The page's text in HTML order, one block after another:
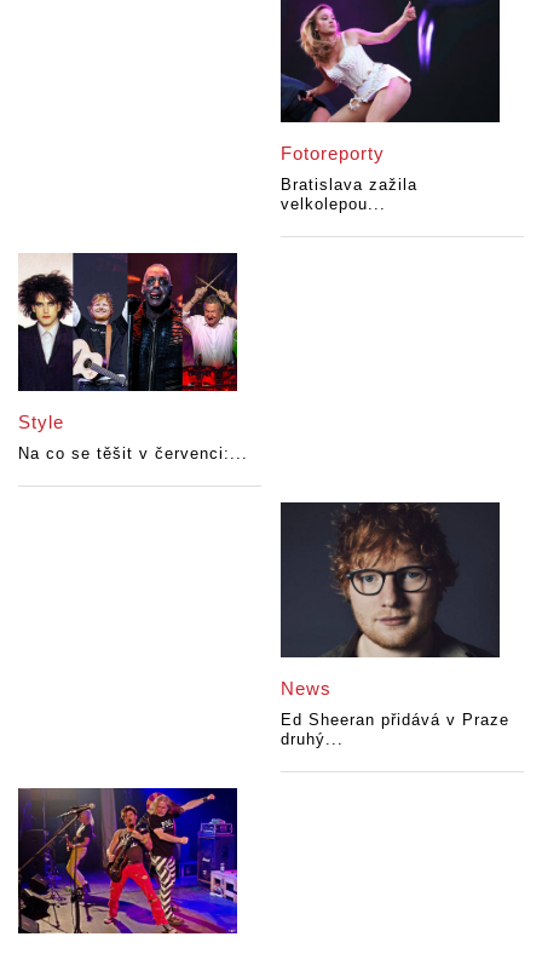
Fotoreporty
Bratislava zažila
velkolepou...
Style
Na co se těšit v červenci:...
News
Ed Sheeran přidává v Praze
druhý...